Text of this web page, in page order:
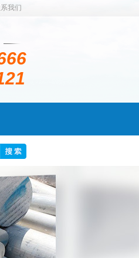
我们